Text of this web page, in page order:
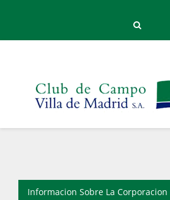
Informacion Sobre La Corporacion